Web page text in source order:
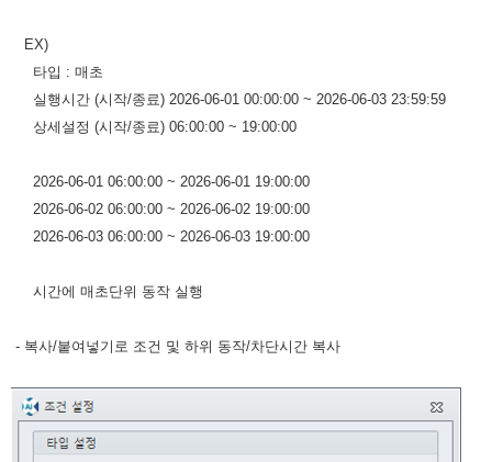
EX)
타입 : 매초
실행시간 (시작/종료) 2026-06-01 00:00:00 ~ 2026-06-03 23:59:59
상세설정 (시작/종료) 06:00:00 ~ 19:00:00
2026-06-01 06:00:00 ~ 2026-06-01 19:00:00
2026-06-02 06:00:00 ~ 2026-06-02 19:00:00
2026-06-03 06:00:00 ~ 2026-06-03 19:00:00
시간에 매초단위 동작 실행
- 복사/붙여넣기로 조건 및 하위 동작/차단시간 복사